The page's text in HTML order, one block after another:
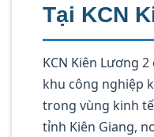
Tại KCN
KCN Kiên Lương
khu công nghiệp
trong vùng kinh
tỉnh Kiên Giang,